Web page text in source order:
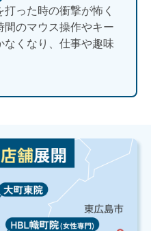
った時の衝撃が怖く
間のマウス操作やキー
なくなり、仕事や趣味